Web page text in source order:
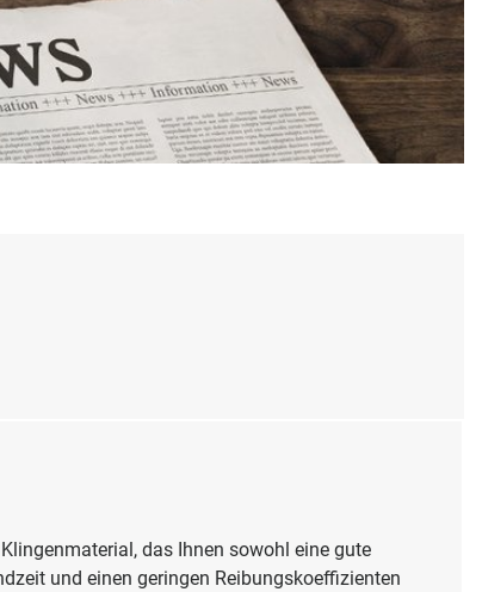
das Ihnen sowohl eine gute
und einen geringen Reibungskoeffizienten